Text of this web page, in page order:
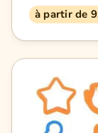
à partir de